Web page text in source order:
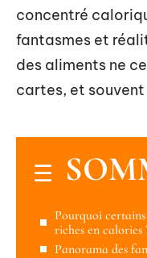
concentré
fantasmes et
des aliments ne
cartes, et souvent
Pourquoi
riches en calories
Panorama des